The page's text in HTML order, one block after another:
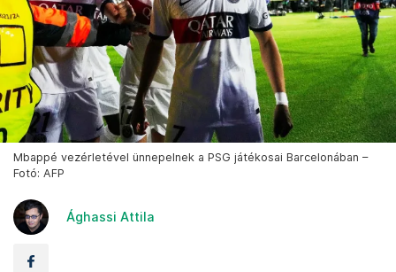
Mbappé vezérletével ünnepelnek a PSG játékosai Barcelonában –
Fotó: AFP
Ághassi Attila